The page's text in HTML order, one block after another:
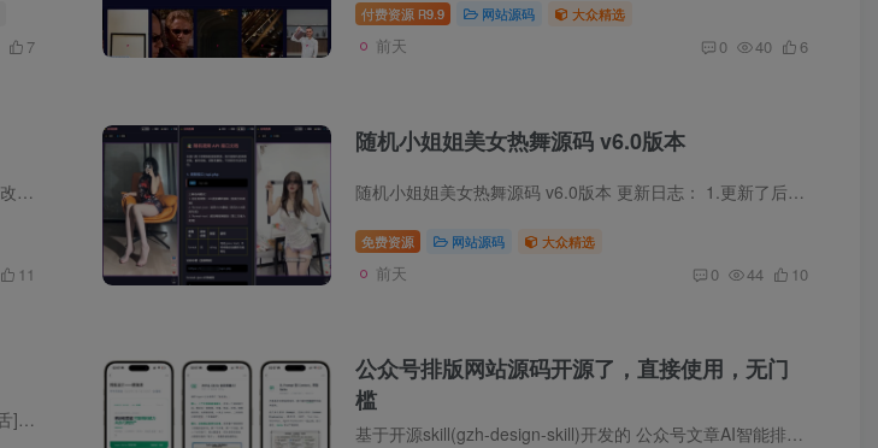
7
付费资源 R9.9 网站源码 大众精选
前天 0 40 6
门诊管理系统v2.0.6单机版！经过几个月的反复测试，修改，所有功能基本完善，本程序适用于个人诊所、卫 生室的轻量级信息化管理系统，无需联网（首次安装需要连接网络安装依赖环境），单机即可...
11
随机小姐姐美女热舞源码 v6.0版本
随机小姐姐美女热舞源码 v6.0版本 更新日志： 1.更新了后台功能，可以自行修改接口 2.支持对外开放API接口功能，支持json和text格式输出 3.修改网站信息，修改账号密码 4.后台统计报表重构版，...
免费资源 网站源码 大众精选
前天 0 44 10
模板传三代，人走模板还在[吐舌] 依旧前端样式 Ai 写[吐舌] 直接上链接，要看下面功能描述和部署教程的自己慢慢看
公众号排版网站源码开源了，直接使用，无门
槛
基于开源skill(gzh-design-skill)开发的 公众号文章AI智能排版工作台(网站)，把 Markdown 一键排成可直接粘进公众号编辑器的精致 HTML —— 6 套精选主题 + 主题生成器 + 双关卡校验 特性...